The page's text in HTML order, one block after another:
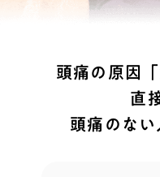
頭痛の原因
直
頭痛のない